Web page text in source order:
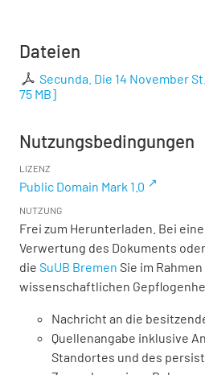
Dateien
Secunda. Die 14 November
75 MB]
Nutzungsbedingungen
LIZENZ
Public Domain Mark 1.0
NUTZUNG
Frei zum Herunterladen. Bei
Verwertung des Dokuments
die SuUB Bremen Sie im
wissenschaftlichen
Nachricht an die
Quellenangabe inklusive
Standortes und des